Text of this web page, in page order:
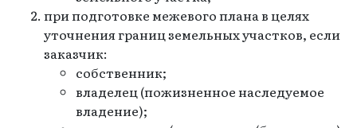
при подготовке межевого плана в целях
уточнения границ земельных участков, если
заказчик:
собственник;
владелец (пожизненное наследуемое
владение);